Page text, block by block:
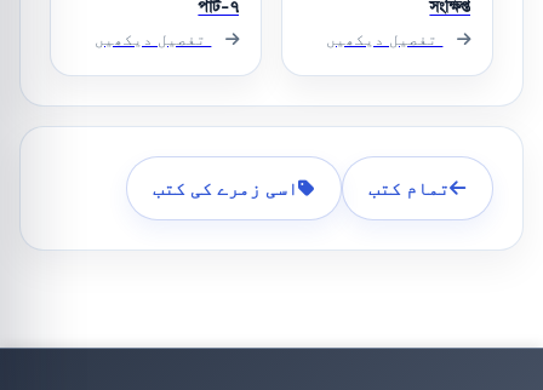
সংক্ষিপ্ত
تفصیل دیکھیں
পার্ট-৭
تفصیل دیکھیں
تمام کتب اسی زمرے کی کتب